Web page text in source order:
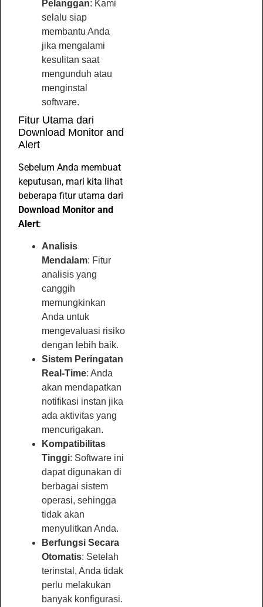
Pelanggan: Kami
selalu siap
membantu Anda
jika mengalami
kesulitan saat
mengunduh atau
menginstal
software.
Fitur Utama dari
Download Monitor and
Alert
Sebelum Anda membuat
keputusan, mari kita lihat
beberapa fitur utama dari
Download Monitor and
Alert:
Analisis
Mendalam: Fitur
analisis yang
canggih
memungkinkan
Anda untuk
mengevaluasi risiko
dengan lebih baik.
Sistem Peringatan
Real-Time: Anda
akan mendapatkan
notifikasi instan jika
ada aktivitas yang
mencurigakan.
Kompatibilitas
Tinggi: Software ini
dapat digunakan di
berbagai sistem
operasi, sehingga
tidak akan
menyulitkan Anda.
Berfungsi Secara
Otomatis: Setelah
terinstal, Anda tidak
perlu melakukan
banyak konfigurasi.